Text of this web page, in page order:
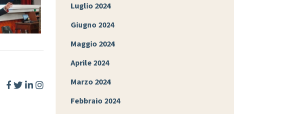
Luglio 2024
Giugno 2024
Maggio 2024
Aprile 2024
Marzo 2024
Febbraio 2024